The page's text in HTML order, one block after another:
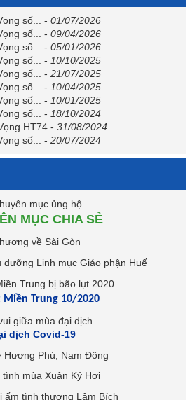
số... - 01/07/2026
số...
- 09/04/2026
số...
- 05/01/2026
số...
- 10/10/2025
số...
- 21/07/2025
số...
- 10/04/2025
số...
- 10/01/2025
số...
- 18/10/2024
HT74 - 31/08/2024
số...
- 20/07/2024
MỤC CHIA SẺ
Miền Trung 10/2020
dịch Covid-19